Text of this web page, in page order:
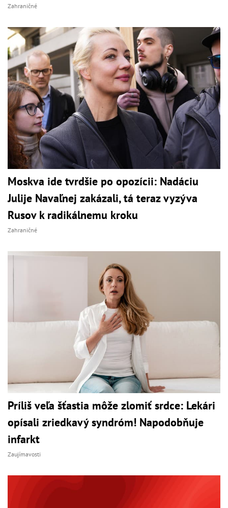
Zahraničné
Moskva ide tvrdšie po opozícii: Nadáciu
Julije Navaľnej zakázali, tá teraz vyzýva
Rusov k radikálnemu kroku
Zahraničné
Príliš veľa šťastia môže zlomiť srdce: Lekári
opísali zriedkavý syndróm! Napodobňuje
infarkt
Zaujímavosti